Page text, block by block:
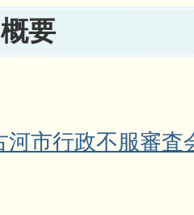
要
河市行政不服審査